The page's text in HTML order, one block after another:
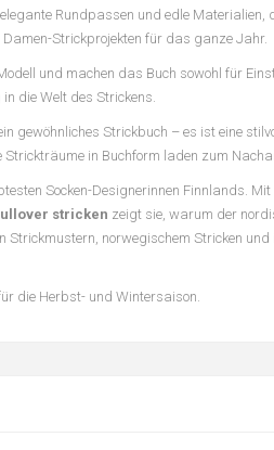
Rundpassen und edle Materialien,
Damen-Strickprojekten für das ganze Jahr.
und machen das Buch sowohl für
die Welt des Strickens.
gewöhnliches Strickbuch – es ist eine
in Buchform laden zum
Socken-Designerinnen Finnlands.
stricken zeigt sie, warum der
Strickmustern, norwegischem Stricken
die Herbst- und Wintersaison.